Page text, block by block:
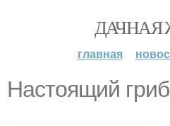
ДАЧНАЯ
главная
Настоящий